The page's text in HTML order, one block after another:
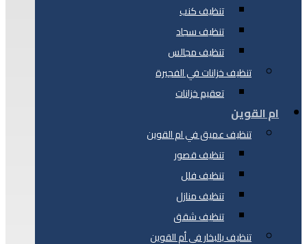
تنظيف كنب
تنظيف سجاد
تنظيف مجالس
تنظيف خزانات في الفجيرة
تعقيم خزانات
ام القوين
تنظيف عميق في ام القوين
تنظيف قصور
تنظيف فلل
تنظيف منازل
تنظيف شقق
تنظيف بالبخار في أم القوين